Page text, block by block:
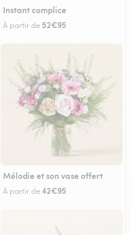
Instant complice
À partir de 52€95
Mélodie et son vase offert
À partir de42€95